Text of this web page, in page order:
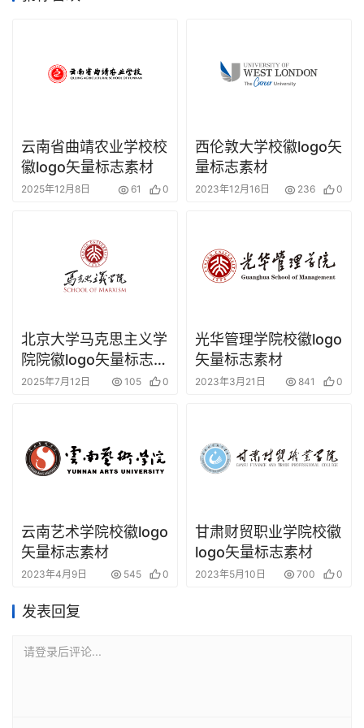
云南省曲靖农业学校校
徽logo矢量标志素材
2025年12月8日 61 0
西伦敦大学校徽logo矢
量标志素材
2023年12月16日 236 0
北京大学马克思主义学
院院徽logo矢量标志素
材
2025年7月12日 105 0
光华管理学院校徽logo
矢量标志素材
2023年3月21日 841 0
云南艺术学院校徽logo
矢量标志素材
2023年4月9日 545 0
甘肃财贸职业学院校徽
logo矢量标志素材
2023年5月10日 700 0
发表回复
请登录后评论...